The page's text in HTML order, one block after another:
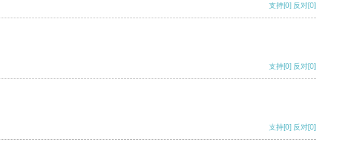
支持[0] 反对[0]
支持[0] 反对[0]
支持[0] 反对[0]